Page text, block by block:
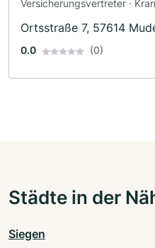
Versicherungsvertreter ·
Ortsstraße 7, 57614
0.0 (0)
Städte in der
Siegen